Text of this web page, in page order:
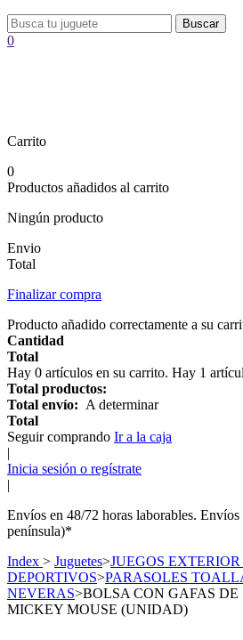
Buscar
0
Carrito
0
Productos añadidos al carrito
Ningún producto
Envio
Total
Finalizar compra
Producto añadido correctamente a su
Cantidad
Total
Hay 0 artículos en su carrito. Hay 1
Total productos:
Total envío: A determinar
Total
Seguir comprando Ir a la caja
|
Inicia sesión o regístrate
|
Envíos en 48/72 horas laborables.
península)*
Index > Juguetes>JUEGOS EXTERIOR
DEPORTIVOS>PARASOLES
NEVERAS>BOLSA CON GAFAS
MICKEY MOUSE (UNIDAD)